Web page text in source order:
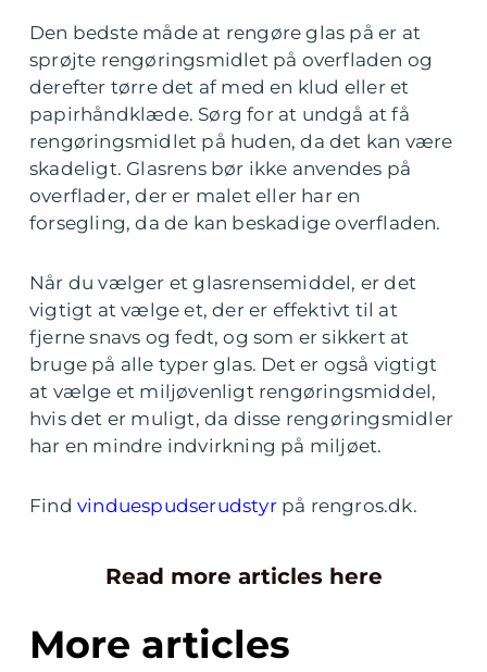
Den bedste måde at rengøre glas på er at
sprøjte rengøringsmidlet på overfladen og
derefter tørre det af med en klud eller et
papirhåndklæde. Sørg for at undgå at få
rengøringsmidlet på huden, da det kan være
skadeligt. Glasrens bør ikke anvendes på
overflader, der er malet eller har en
forsegling, da de kan beskadige overfladen.
Når du vælger et glasrensemiddel, er det
vigtigt at vælge et, der er effektivt til at
fjerne snavs og fedt, og som er sikkert at
bruge på alle typer glas. Det er også vigtigt
at vælge et miljøvenligt rengøringsmiddel,
hvis det er muligt, da disse rengøringsmidler
har en mindre indvirkning på miljøet.
Find vinduespudserudstyrpå rengros.dk.
Read more articles here
More articles